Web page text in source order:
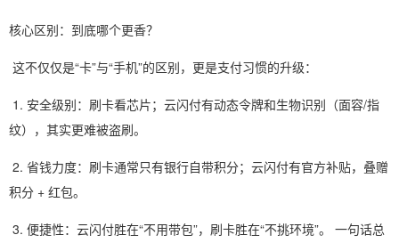
核心区别：到底哪个更香？
这不仅仅是“卡”与“手机”的区别，更是支付习惯的升级：
1. 安全级别：刷卡看芯片；云闪付有动态令牌和生物识别（面容/指
纹），其实更难被盗刷。
2. 省钱力度：刷卡通常只有银行自带积分；云闪付有官方补贴，叠赠
积分 + 红包。
3. 便捷性：云闪付胜在“不用带包”，刷卡胜在“不挑环境”。 一句话总